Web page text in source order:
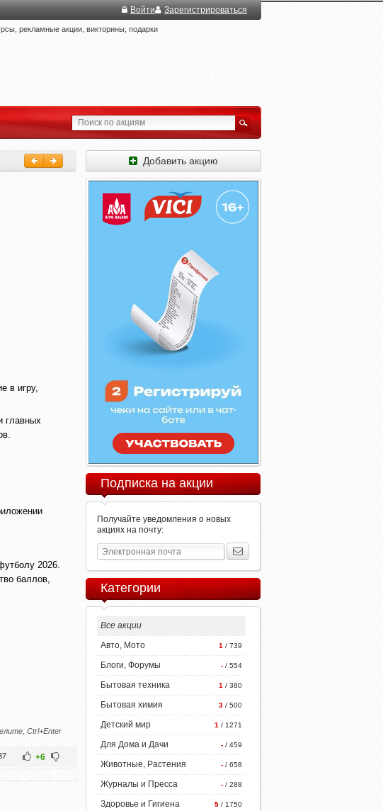
Войти Зарегистрироваться
рекламные акции, викторины, подарки
в игру,
главных
2026.
баллов,
Ctrl+Enter
+6
Добавить акцию
Подписка на акции
Получайте уведомления о новых
акциях на почту:
Категории
Все акции
1 / 739
Авто, Мото
- / 554
Блоги, Форумы
1 / 380
Бытовая техника
3 / 500
Бытовая химия
1 / 1271
Детский мир
- / 459
Для Дома и Дачи
- / 658
Животные, Растения
- / 288
Журналы и Пресса
5 / 1750
Здоровье и Гигиена